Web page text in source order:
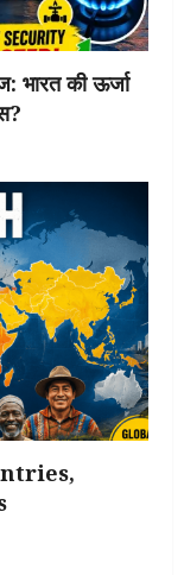
भारत की ऊर्जा